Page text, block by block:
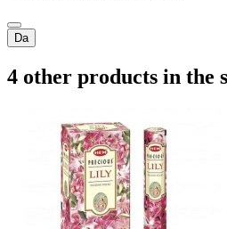
Da
4 other products in the